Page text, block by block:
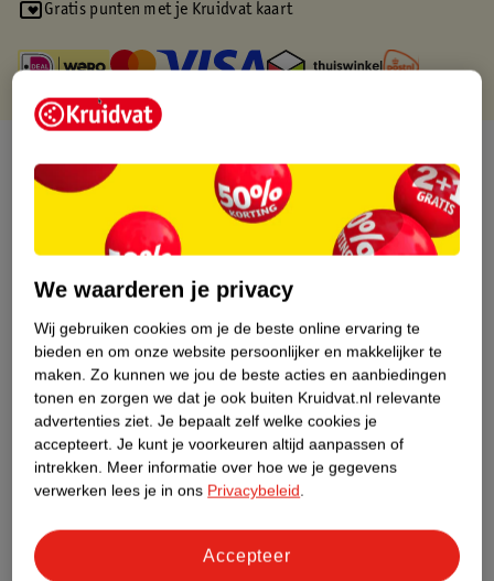
Gratis punten met je Kruidvat kaart
Productinformatie
Nature Impact Score
Dit product heeft (nog) geen Nature
Impact Score.
Meer informatie
Bestel & Bezorginformatie
We waarderen je privacy
Wij gebruiken cookies om je de beste online ervaring te
bieden en om onze website persoonlijker en makkelijker te
maken. Zo kunnen we jou de beste acties en aanbiedingen
tonen en zorgen we dat je ook buiten Kruidvat.nl relevante
advertenties ziet. Je bepaalt zelf welke cookies je
accepteert. Je kunt je voorkeuren altijd aanpassen of
intrekken. Meer informatie over hoe we je gegevens
verwerken lees je in ons Privacybeleid.
Accepteer